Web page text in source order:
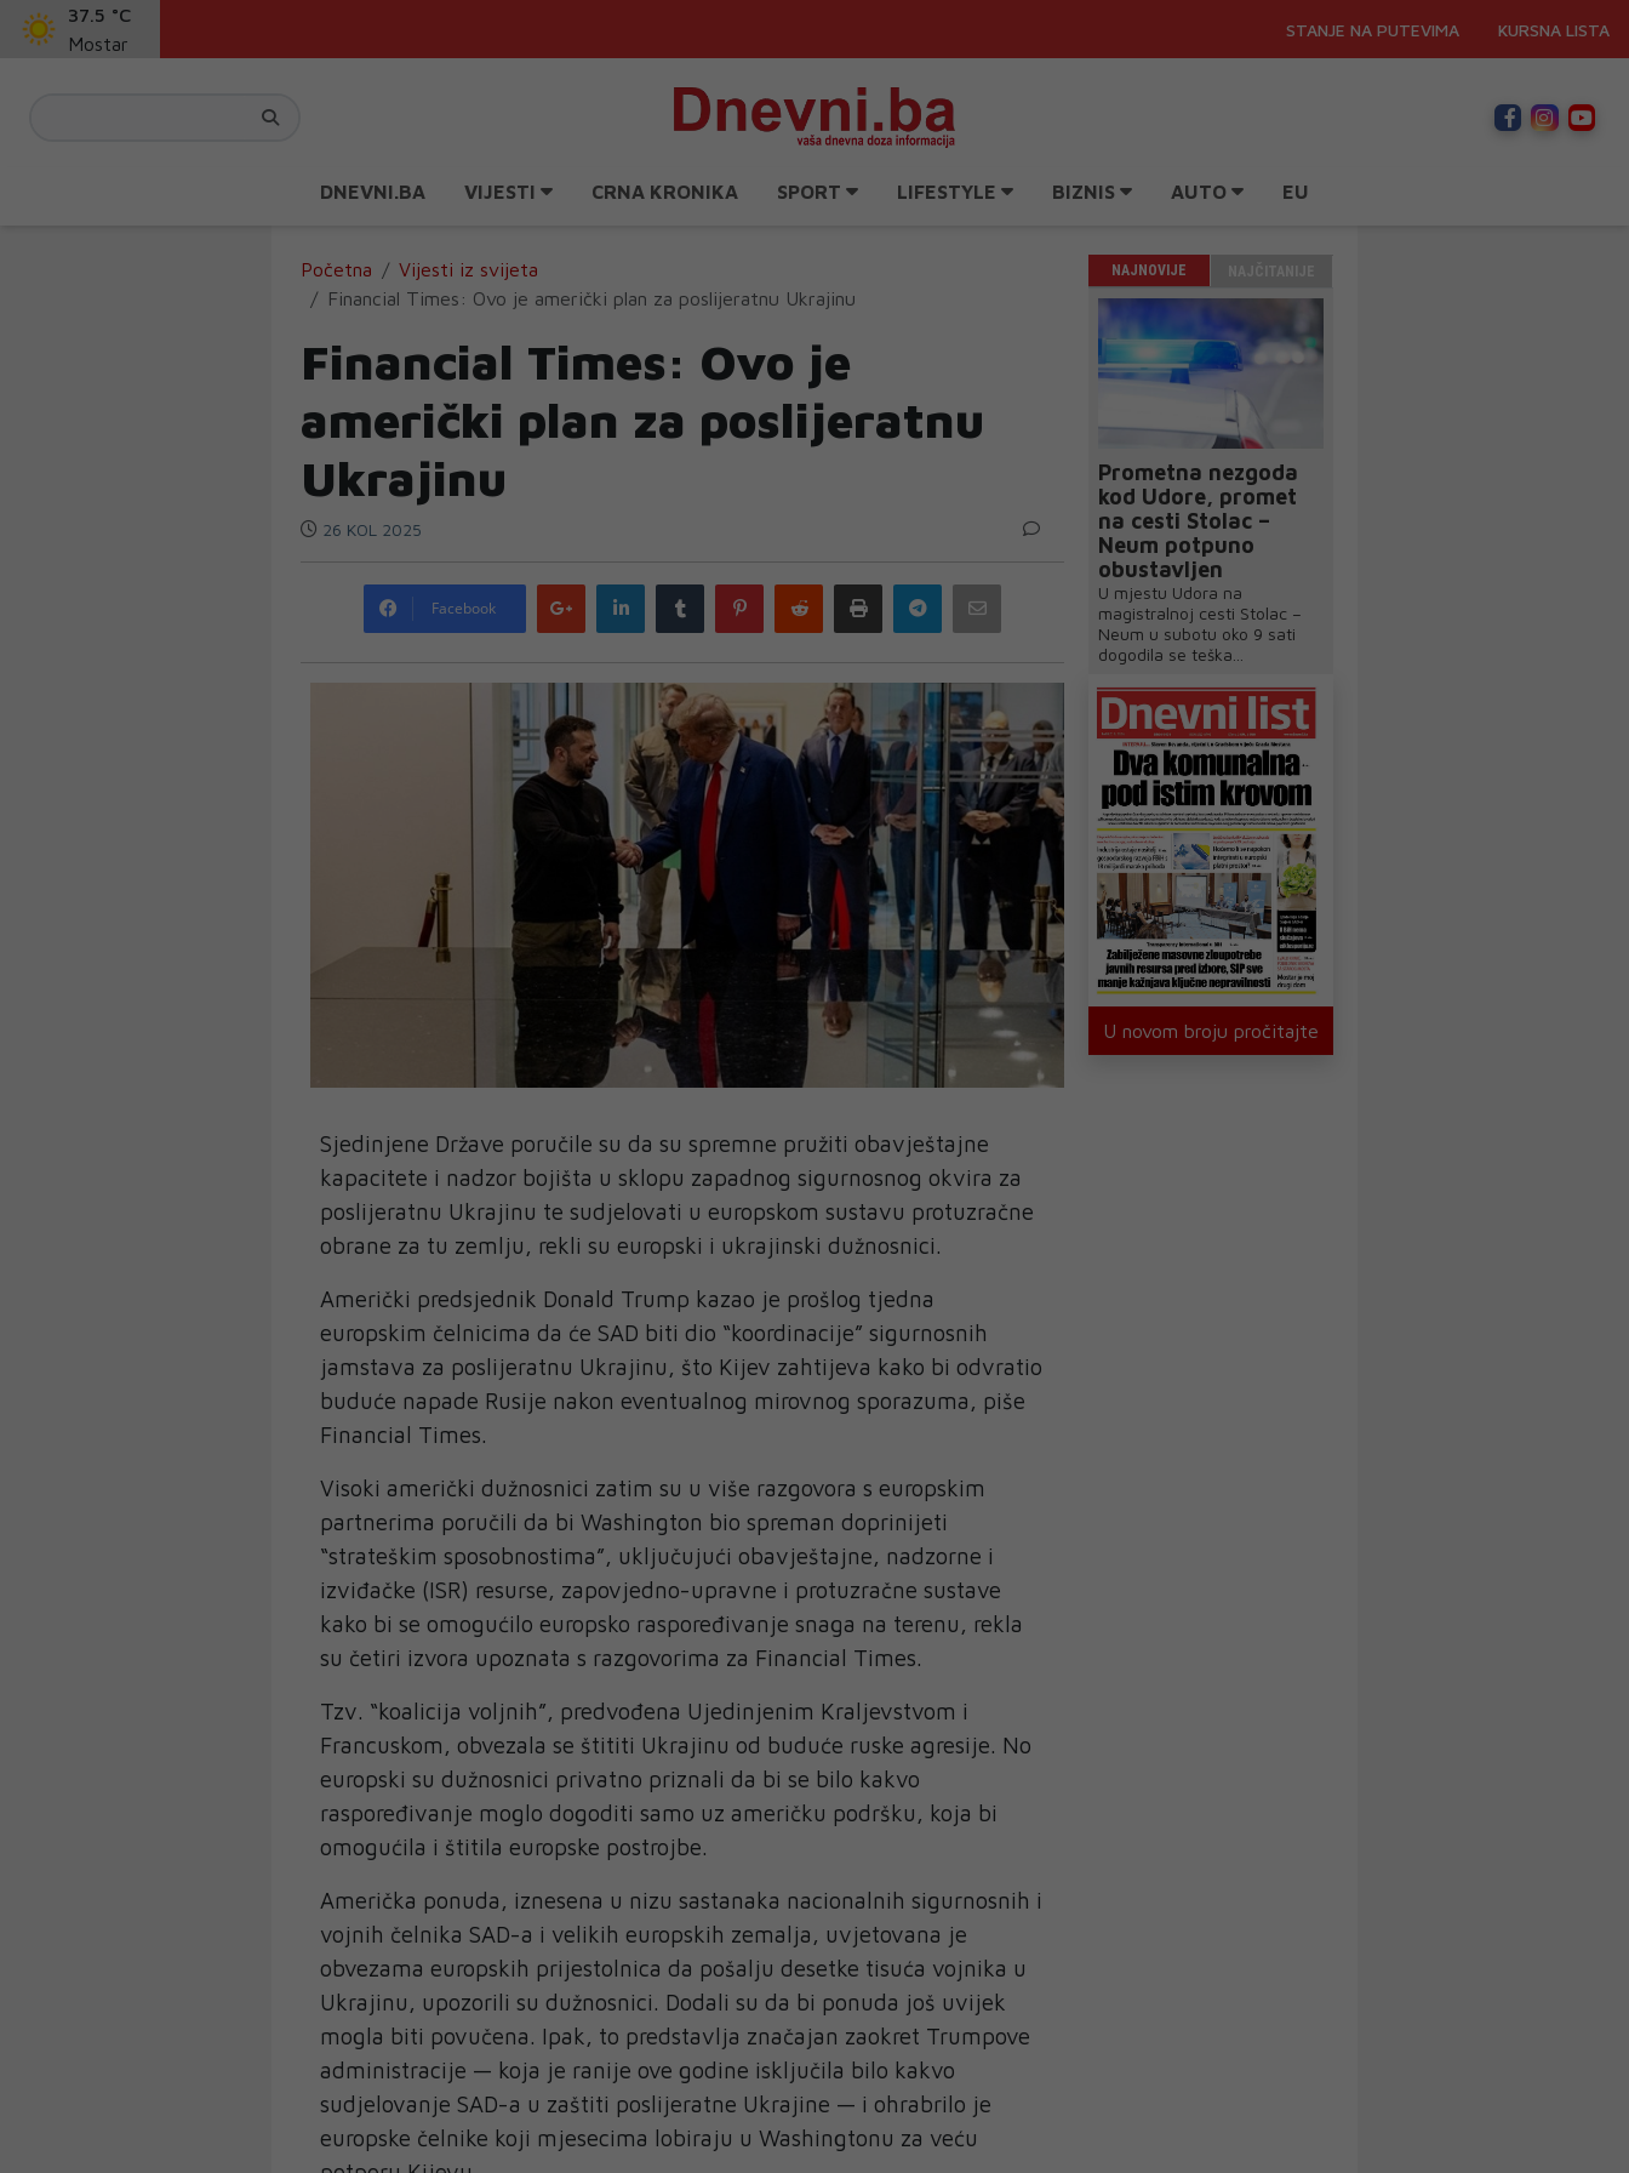
37.5 °C
Mostar
STANJE NA PUTEVIMA KURSNA LISTA
DNEVNI.BA VIJESTI CRNA KRONIKA SPORT LIFESTYLE BIZNIS AUTO EU
Početna
Vijesti iz svijeta
Financial Times: Ovo je američki plan za poslijeratnu Ukrajinu
Financial Times: Ovo je
američki plan za poslijeratnu
Ukrajinu
26 KOL 2025
Facebook
Google
plus
LinkedIn Tumblr PinterestReddit Print Telegram
Sjedinjene Države poručile su da su spremne pružiti obavještajne
kapacitete i nadzor bojišta u sklopu zapadnog sigurnosnog okvira za
poslijeratnu Ukrajinu te sudjelovati u europskom sustavu protuzračne
obrane za tu zemlju, rekli su europski i ukrajinski dužnosnici.
Američki predsjednik Donald Trump kazao je prošlog tjedna
europskim čelnicima da će SAD biti dio “koordinacije” sigurnosnih
jamstava za poslijeratnu Ukrajinu, što Kijev zahtijeva kako bi odvratio
buduće napade Rusije nakon eventualnog mirovnog sporazuma, piše
Financial Times.
Visoki američki dužnosnici zatim su u više razgovora s europskim
partnerima poručili da bi Washington bio spreman doprinijeti
“strateškim sposobnostima”, uključujući obavještajne, nadzorne i
izviđačke (ISR) resurse, zapovjedno-upravne i protuzračne sustave
kako bi se omogućilo europsko raspoređivanje snaga na terenu, rekla
su četiri izvora upoznata s razgovorima za Financial Times.
Tzv. “koalicija voljnih”, predvođena Ujedinjenim Kraljevstvom i
Francuskom, obvezala se štititi Ukrajinu od buduće ruske agresije. No
europski su dužnosnici privatno priznali da bi se bilo kakvo
raspoređivanje moglo dogoditi samo uz američku podršku, koja bi
omogućila i štitila europske postrojbe.
Američka ponuda, iznesena u nizu sastanaka nacionalnih sigurnosnih i
vojnih čelnika SAD-a i velikih europskih zemalja, uvjetovana je
obvezama europskih prijestolnica da pošalju desetke tisuća vojnika u
Ukrajinu, upozorili su dužnosnici. Dodali su da bi ponuda još uvijek
mogla biti povučena. Ipak, to predstavlja značajan zaokret Trumpove
administracije — koja je ranije ove godine isključila bilo kakvo
sudjelovanje SAD-a u zaštiti poslijeratne Ukrajine — i ohrabrilo je
europske čelnike koji mjesecima lobiraju u Washingtonu za veću
NAJNOVIJE
Prometna nezgoda
kod Udore, promet
na cesti Stolac –
Neum potpuno
obustavljen
U mjestu Udora na
magistralnoj cesti Stolac –
Neum u subotu oko 9 sati
dogodila se teška...
U novom broju pročitajte